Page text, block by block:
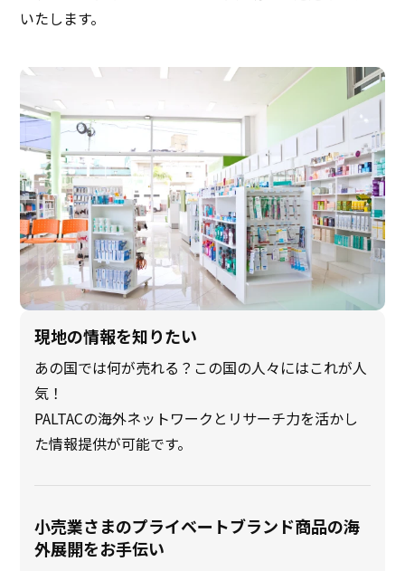
いたします。
現地の情報を知りたい
あの国では何が売れる？この国の人々にはこれが人
気！
PALTACの海外ネットワークとリサーチ力を活かし
た情報提供が可能です。
小売業さまのプライベートブランド商品の海
外展開をお手伝い